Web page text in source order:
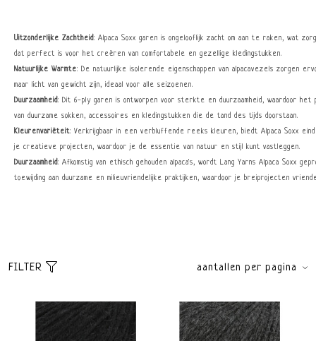
Uitzonderlijke Zachtheid: Alpaca Soxx garen is ongelooflijk zacht om aan te raken, wat
dat perfect is voor het creëren van comfortabele en gezellige kledingstukken.
Natuurlijke Warmte: De natuurlijke isolerende eigenschappen van alpacavezels zorgen
maar licht van gewicht zijn, ideaal voor alle seizoenen.
Duurzaamheid: Dit 6-ply garen is ontworpen voor sterkte en duurzaamheid, waardoor
van duurzame sokken, accessoires en kledingstukken die de tand des tijds doorstaan.
Kleurenvariëteit: Verkrijgbaar in een verbluffende reeks kleuren, biedt Alpaca Soxx
je creatieve projecten, waardoor je de essentie van natuur en stijl kunt vastleggen.
Duurzaamheid: Afkomstig van ethisch gehouden alpaca's, wordt Lang Yarns Alpaca Soxx
toewijding aan duurzame en milieuvriendelijke praktijken, waardoor je breiprojecten
FILTER
aantallen per pagina
Standaard
Meest bekeken
Nieuwste producten
Alle merken
Lang Yarns